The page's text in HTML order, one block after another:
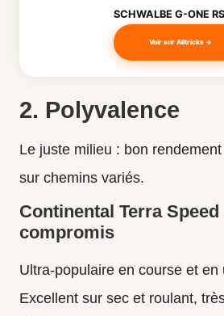
SCHWALBE G-ONE
Voir sur Alltricks →
2. Polyvalence
Le juste milieu : bon
sur chemins variés.
Continental Terra
compromis
Ultra-populaire en course et en
Excellent sur sec et roulant,